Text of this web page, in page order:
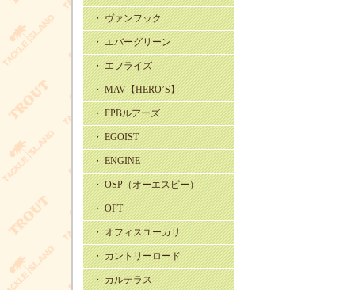
・ ヴァンフック
・ エバーグリーン
・ エフライズ
・ MAV【HERO’S】
・ FPBルアーズ
・ EGOIST
・ ENGINE
・ OSP（オーエスピー）
・ OFT
・ オフィスユーカリ
・ カントリーロード
・ カルテラス